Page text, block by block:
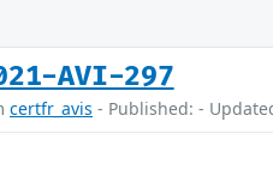
AVI-297
certfr_avis - Published: -